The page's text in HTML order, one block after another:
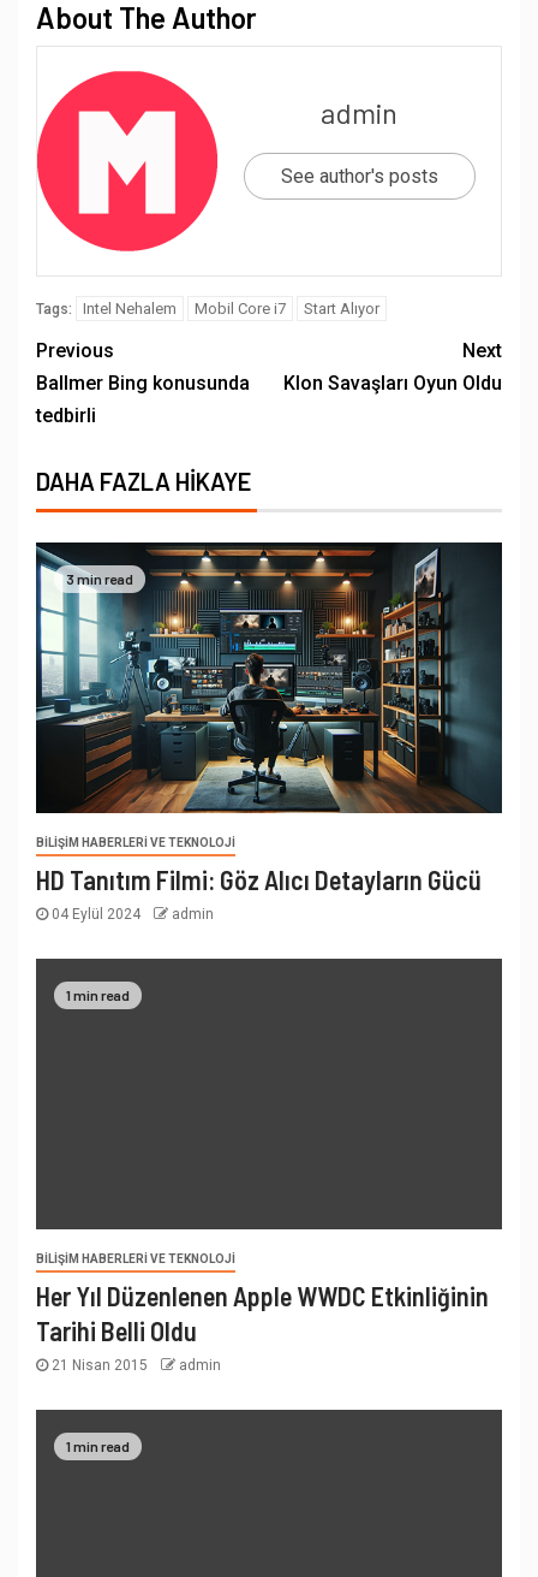
About The Author
admin
See author's posts
Tags: Intel Nehalem Mobil Core i7 Start Alıyor
Previous
Ballmer Bing konusunda
tedbirli
Next
Klon Savaşları Oyun Oldu
DAHA FAZLA HIKAYE
3 min read
BILIŞIM HABERLERI VE TEKNOLOJI
HD Tanıtım Filmi: Göz Alıcı Detayların Gücü
04 Eylül 2024 admin
1 min read
BILIŞIM HABERLERI VE TEKNOLOJI
Her Yıl Düzenlenen Apple WWDC Etkinliğinin
Tarihi Belli Oldu
21 Nisan 2015 admin
1 min read